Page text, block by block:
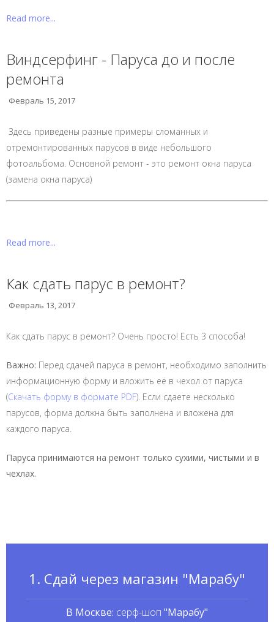
Read more...
Виндсерфинг - Паруса до и после
ремонта
Февраль 15, 2017
Здесь приведены разные примеры сломанных и
отремонтированных парусов в виде небольшого
фотоальбома. Основной ремонт - это ремонт окна паруса
(замена окна паруса)
Read more...
Как сдать парус в ремонт?
Февраль 13, 2017
Как сдать парус в ремонт? Очень просто! Есть 3 способа!
Важно: Перед сдачей паруса в ремонт, необходимо заполнить
информационную форму и вложить её в чехол от паруса
(Скачать форму в формате PDF). Если сдаете несколько
парусов, форма должна быть заполнена и вложена для
каждого паруса.
Паруса принимаются на ремонт только сухими, чистыми и в
чехлах.
1. Сдай через магазин "Марабу"
В Москве: серф-шоп "Марабу"